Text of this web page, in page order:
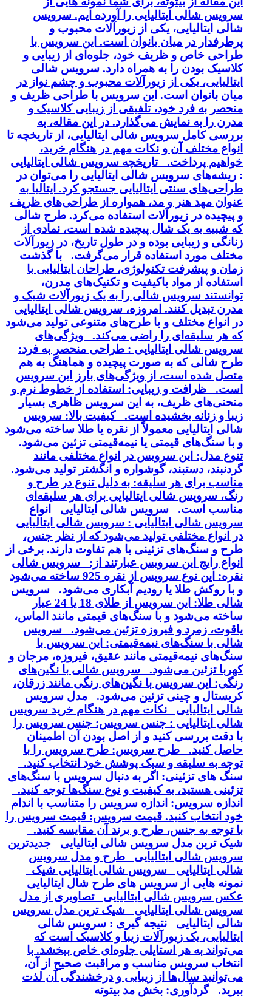
سرویس شالی ایتالیایی را آورده ایم. سرویس
شالی ایتالیایی، یکی از زیورآلات محبوب و
پرطرفدار در میان بانوان است. این سرویس با
طراحی خاص و ظریف خود، جلوه‌ای از زیبایی و
کلاسیک بودن را به همراه دارد. سرویس شالی
ایتالیایی، یکی از زیورآلات محبوب و چشم نواز در
میان بانوان است. این سرویس با طراحی ظریف و
منحصر به فرد خود، تلفیقی از زیبایی کلاسیک و
مدرن را به نمایش می‌گذارد. در این مقاله، به
بررسی کامل سرویس شالی ایتالیایی، از تاریخچه تا
انواع مختلف آن و نکات مهم در هنگام خرید،
خواهیم پرداخت. تاریخچه سرویس شالی ایتالیایی
: ریشه‌های سرویس شالی ایتالیایی را می‌توان در
طراحی‌های سنتی ایتالیایی جستجو کرد. ایتالیا به
عنوان مهد هنر و مد، همواره از طراحی‌های ظریف
و پیچیده در زیورآلات استفاده می‌کرد. طرح شالی
که شبیه به یک شال پیچیده شده است، نمادی از
زنانگی و زیبایی بوده و در طول تاریخ، در زیورآلات
مختلف مورد استفاده قرار می‌گرفت. با گذشت
زمان و پیشرفت تکنولوژی، طراحان ایتالیایی با
استفاده از مواد باکیفیت و تکنیک‌های مدرن،
توانستند سرویس شالی را به یک زیورآلات شیک و
مدرن تبدیل کنند. امروزه، سرویس شالی ایتالیایی
در انواع مختلف و با طرح‌های متنوعی تولید می‌شود
که هر سلیقه‌ای را راضی می‌کند. ویژگی‌های
سرویس شالی ایتالیایی : طراحی منحصر به فرد:
طرح شالی که به صورت پیچیده و هماهنگ به هم
متصل شده است، از ویژگی‌های بارز این سرویس
است. ظرافت و زیبایی: استفاده از خطوط نرم و
منحنی‌های ظریف، به این سرویس ظاهری بسیار
زیبا و زنانه بخشیده است. کیفیت بالا: سرویس
شالی ایتالیایی معمولاً از نقره یا طلا ساخته می‌شود
و با سنگ‌های قیمتی یا نیمه‌قیمتی تزئین می‌شود.
تنوع مدل: این سرویس در انواع مختلفی مانند
گردنبند، دستبند، گوشواره و انگشتر تولید می‌شود.
مناسب برای هر سلیقه: به دلیل تنوع در طرح و
رنگ، سرویس شالی ایتالیایی برای هر سلیقه‌ای
مناسب است. سرویس شالی ایتالیایی انواع
سرویس شالی ایتالیایی : سرویس شالی ایتالیایی
در انواع مختلفی تولید می‌شود که از نظر جنس،
طرح و سنگ‌های تزئینی با هم تفاوت دارند. برخی از
انواع رایج این سرویس عبارتند از: سرویس شالی
نقره: این نوع سرویس از نقره 925 ساخته می‌شود
و با روکش طلا یا رودیم آبکاری می‌شود. سرویس
شالی طلا: این سرویس از طلای 18 یا 24 عیار
ساخته می‌شود و با سنگ‌های قیمتی مانند الماس،
یاقوت، زمرد و فیروزه تزئین می‌شود. سرویس
شالی با سنگ‌های نیمه‌قیمتی: این سرویس با
سنگ‌های نیمه‌قیمتی مانند عقیق، فیروزه، مرجان و
کهربا تزئین می‌شود. سرویس شالی با نگین‌های
رنگی: این سرویس با نگین‌های رنگی مانند زرقان،
کریستال و چینی تزئین می‌شود. مدل سرویس
شالی ایتالیایی نکات مهم در هنگام خرید سرویس
شالی ایتالیایی : جنس سرویس: جنس سرویس را
با دقت بررسی کنید و از اصل بودن آن اطمینان
حاصل کنید. طرح سرویس: طرح سرویس را با
توجه به سلیقه و سبک پوشش خود انتخاب کنید.
سنگ های تزئینی: اگر به دنبال سرویس با سنگ‌های
تزئینی هستید، به کیفیت و نوع سنگ‌ها توجه کنید.
اندازه سرویس: اندازه سرویس را متناسب با اندام
خود انتخاب کنید. قیمت سرویس: قیمت سرویس را
با توجه به جنس، طرح و برند آن مقایسه کنید.
شیک ترین مدل سرویس شالی ایتالیایی جدیدترین
سرویس شالی ایتالیایی طرح و مدل سرویس
شالی ایتالیایی سرویس شالی ایتالیایی شیک
نمونه هایی از سرویس های طرح شال ایتالیایی
عکس سرویس شالی ایتالیایی تصاویری از مدل
سرویس شالی ایتالیایی شیک ترین مدل سرویس
شالی ایتالیایی نتیجه گیری : سرویس شالی
ایتالیایی، یک زیورآلات زیبا و کلاسیک است که
می‌تواند به هر استایلی جلوه‌ای خاص ببخشد. با
انتخاب سرویس مناسب و مراقبت صحیح از آن،
می‌توانید سال‌ها از زیبایی و درخشندگی آن لذت
ببرید. گردآوری: بخش مد بیتوته